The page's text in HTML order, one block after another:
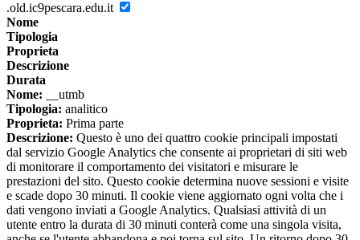
.old.ic9pescara.edu.it
Nome
Tipologia
Proprieta
Descrizione
Durata
Nome: __utmb
Tipologia: analitico
Proprieta: Prima parte
Descrizione: Questo è uno dei quattro cookie principali impostati
dal servizio Google Analytics che consente ai proprietari di siti web
di monitorare il comportamento dei visitatori e misurare le
prestazioni del sito. Questo cookie determina nuove sessioni e visite
e scade dopo 30 minuti. Il cookie viene aggiornato ogni volta che i
dati vengono inviati a Google Analytics. Qualsiasi attività di un
utente entro la durata di 30 minuti conterà come una singola visita,